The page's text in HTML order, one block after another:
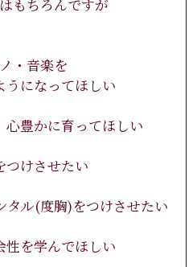
もちろんですが
・音楽を
うになってほしい
豊かに育ってほしい
けさせたい
ル(度胸)をつけさせたい
を学んでほしい